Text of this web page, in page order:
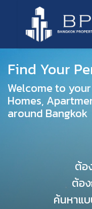
Find Your
Welcome to
Homes,
around Bangkok
ต้อ
ต้อ
ค้นหาแ